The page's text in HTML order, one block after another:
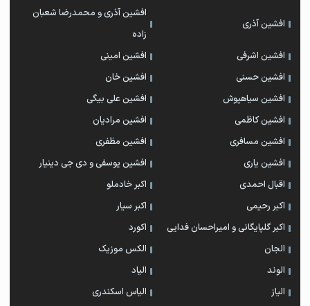
افشین آذری
افشین آذری و محمدرضا شعبان
زاده
افشین اشرفی
افشین امینی
افشین حسنی
افشین خان
افشین سیاهپوش
افشین علی بیگی
افشین کاظمی
افشین مرادیان
افشین مسافری
افشین مظفری
افشین یاری
افشین یوسفی و دی جی دینیار
اقبال احمدی
اکبر خادملو
اکبر رحیمی
اکبر سیار
اکبر گلپایگانی و امیراحسان فدایی
اکورد
الجان
الکس موزیک
الوند
الیاد
الیاز
الیاس اسکندری